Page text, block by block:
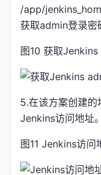
/app/
获取admin登录密
图10 获取
5.在该方案创建的
Jenkins访问地址。
图11 Jenkins访问